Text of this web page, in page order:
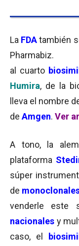
La FDAtambién
al cuarto
Humira, de la
lleva el nombre
de Amgen. Ver
A tono, la
plataforma
súper
de
venderle este
nacionales y
caso, el